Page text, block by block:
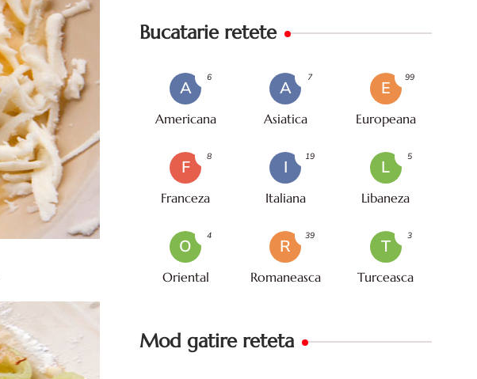
Bucatarie retete
A
Americana
6
A
Asiatica
7
E
Europeana
99
F
Franceza
8
I
Italiana
19
L
Libaneza
5
O
Oriental
4
R
Romaneasca
39
T
Turceasca
3
Mod gatire reteta